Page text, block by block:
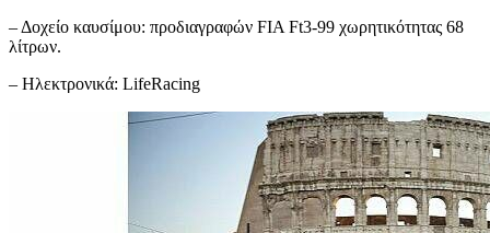
– Δοχείο καυσίμου: προδιαγραφών FIA Ft3-99 χωρητικότητας 68
λίτρων.
– Ηλεκτρονικά: LifeRacing